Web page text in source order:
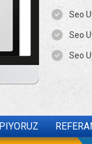
Seo
Seo
Seo